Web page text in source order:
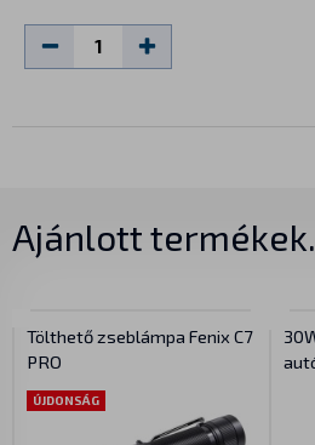
Ajánlott
Tölthető zseblámpa Fenix C7
PRO
ÚJDONSÁG